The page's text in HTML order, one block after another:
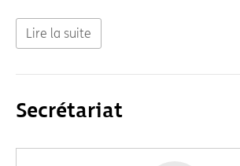
Lire la suite
Secrétariat